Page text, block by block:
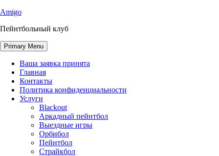
Skip
content
Amigo
Пейнтбольный клуб
Primary Menu
Ваша заявка принята
Главная
Контакты
Политика конфиденциальности
Услуги
Blackout
Аркадный пейнтбол
Выездные игры
Орбибол
Пейнтбол
Страйкбол